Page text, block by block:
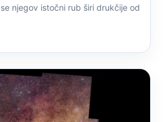
njegov istočni rub širi drukčije od